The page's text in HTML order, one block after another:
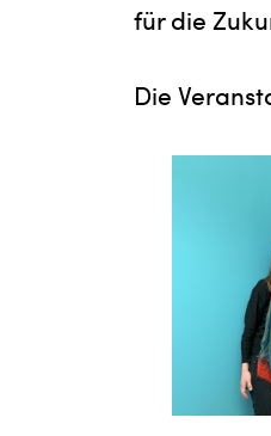
für die
Die